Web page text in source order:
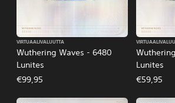
Wuthering Waves - 6480
Lunites
VIRTUAALIVALUUTTA
€99,95
Lunites
€59,95